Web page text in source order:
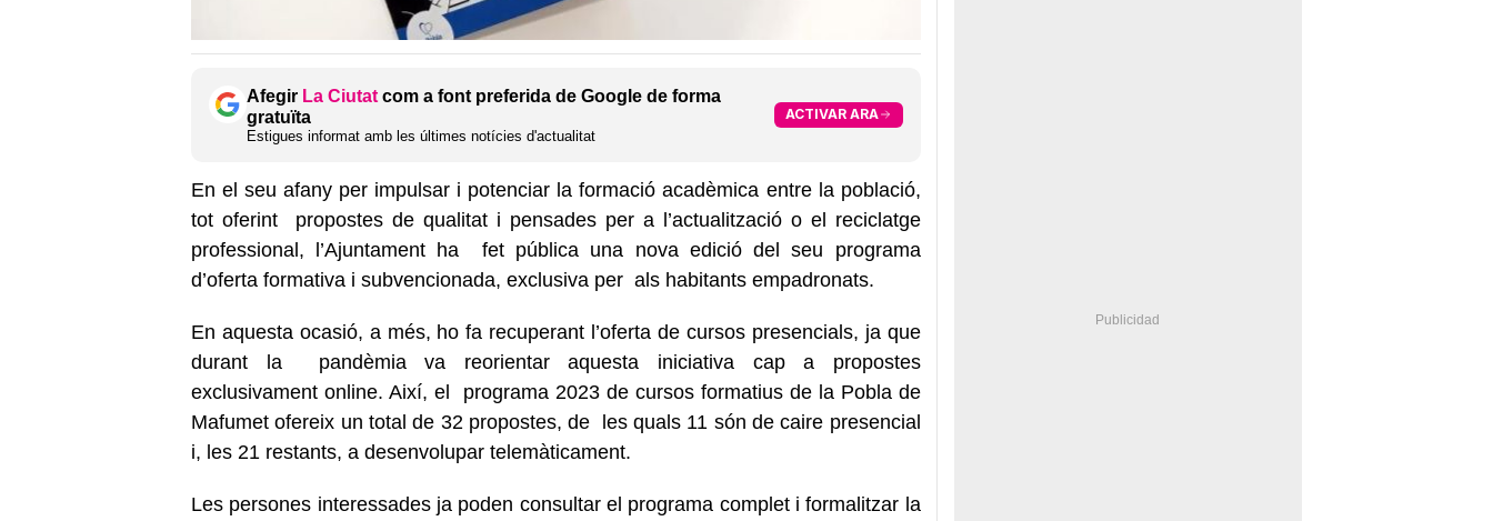
Afegir La Ciutat com a font preferida de Google de forma
gratuïta
Estigues informat amb les últimes notícies d'actualitat
ACTIVAR ARA
En el seu afany per impulsar i potenciar la formació acadèmica entre la població,
tot oferint propostes de qualitat i pensades per a l’actualització o el reciclatge
professional, l’Ajuntament ha fet pública una nova edició del seu programa
d’oferta formativa i subvencionada, exclusiva per als habitants empadronats.
En aquesta ocasió, a més, ho fa recuperant l’oferta de cursos presencials, ja que
durant la pandèmia va reorientar aquesta iniciativa cap a propostes
exclusivament online. Així, el programa 2023 de cursos formatius de la Pobla de
Mafumet ofereix un total de 32 propostes, de les quals 11 són de caire presencial
i, les 21 restants, a desenvolupar telemàticament.
Les persones interessades ja poden consultar el programa complet i formalitzar la